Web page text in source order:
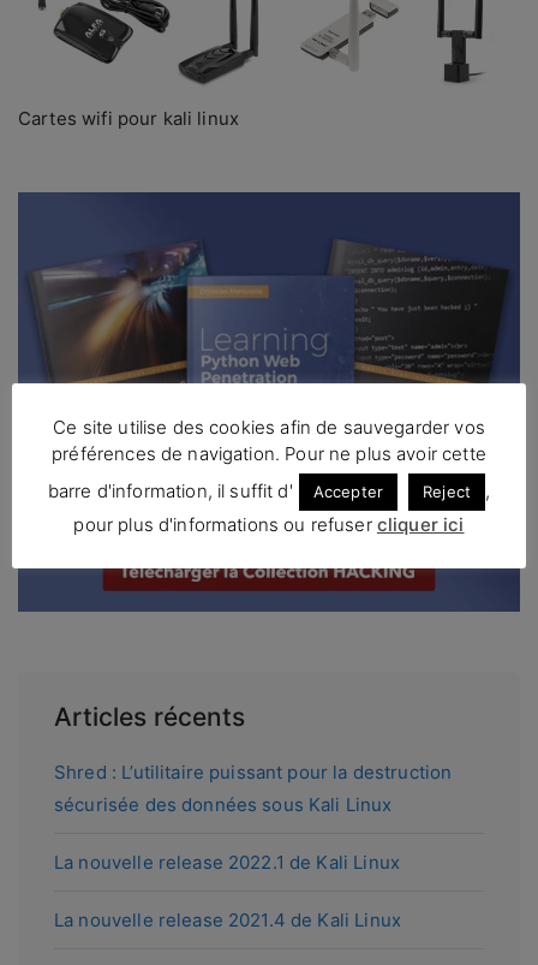
Cartes wifi pour kali linux
Articles récents
Shred : L’utilitaire puissant pour la destruction
sécurisée des données sous Kali Linux
La nouvelle release 2022.1 de Kali Linux
La nouvelle release 2021.4 de Kali Linux
Ce site utilise des cookies afin de sauvegarder vos
préférences de navigation. Pour ne plus avoir cette
barre d'information, il suffit d'
Accepter Reject
,
pour plus d'informations ou refuser cliquer ici